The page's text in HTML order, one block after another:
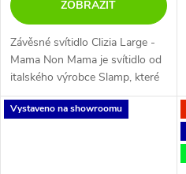
ZOBRAZIT
Závěsné svítidlo Clizia Large -
Mama Non Mama je svítidlo od
italského výrobce Slamp, které
má tvar koule složené z různě
velkých okvětních lístků. Tyto
Vystaveno na showroomu